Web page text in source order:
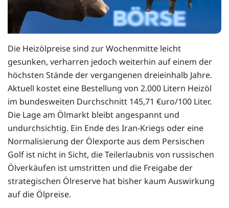
Die Heizölpreise sind zur Wochenmitte leicht
gesunken, verharren jedoch weiterhin auf einem der
höchsten Stände der vergangenen dreieinhalb Jahre.
Aktuell kostet eine Bestellung von 2.000 Litern Heizöl
im bundesweiten Durchschnitt 145,71 €uro/100 Liter.
Die Lage am Ölmarkt bleibt angespannt und
undurchsichtig. Ein Ende des Iran-Kriegs oder eine
Normalisierung der Ölexporte aus dem Persischen
Golf ist nicht in Sicht, die Teilerlaubnis von russischen
Ölverkäufen ist umstritten und die Freigabe der
strategischen Ölreserve hat bisher kaum Auswirkung
auf die Ölpreise.